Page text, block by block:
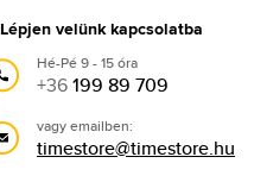
Lépjen velünk kapcsolatba
Hé-Pé 9 - 15 óra
+36199 89 709
vagy emailben:
timestore@timestore.hu